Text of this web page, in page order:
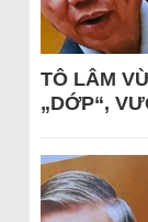
TÔ LÂM
„DỚP“,